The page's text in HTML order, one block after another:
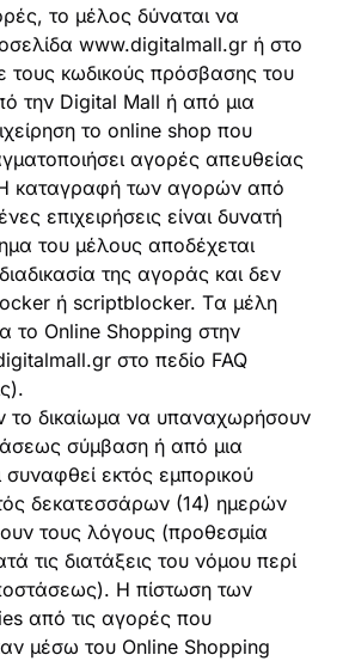
το μέλος δύναται να
www.digitalmall.gr ή στο
τους κωδικούς πρόσβασης του
την Digital Mall ή από μια
το online shop που
αγορές απευθείας
καταγραφή των αγορών από
επιχειρήσεις είναι δυνατή
του μέλους αποδέχεται
της αγοράς και δεν
ή scriptblocker. Tα μέλη
το Online Shopping στην
στο πεδίο FAQ
το δικαίωμα να υπαναχωρήσουν
σύμβαση ή από μια
εκτός εμπορικού
δεκατεσσάρων (14) ημερών
τους λόγους (προθεσμία
τις διατάξεις του νόμου περί
Η πίστωση των
από τις αγορές που
μέσω του Online Shopping